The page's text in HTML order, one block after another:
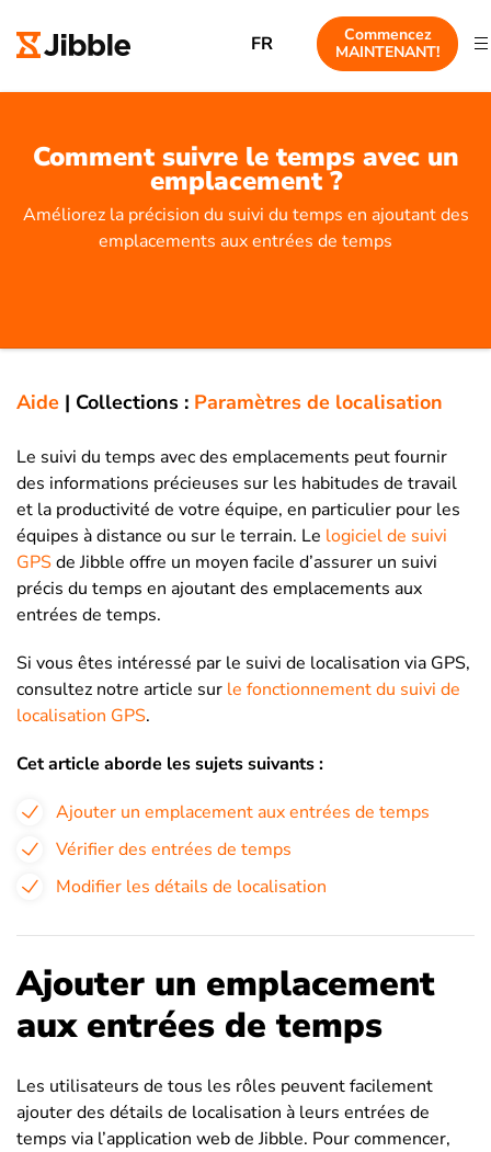
FR
Commencez
MAINTENANT!
Comment suivre le temps avec un
emplacement ?
Améliorez la précision du suivi du temps en ajoutant des
emplacements aux entrées de temps
Aide | Collections : Paramètres de localisation
Le suivi du temps avec des emplacements peut fournir
des informations précieuses sur les habitudes de travail
et la productivité de votre équipe, en particulier pour les
équipes à distance ou sur le terrain. Le logiciel de suivi
GPSde Jibble offre un moyen facile d’assurer un suivi
précis du temps en ajoutant des emplacements aux
entrées de temps.
Si vous êtes intéressé par le suivi de localisation via GPS,
consultez notre article sur le fonctionnement du suivi de
localisation GPS.
Cet article aborde les sujets suivants :
Ajouter un emplacement aux entrées de temps
Vérifier des entrées de temps
Modifier les détails de localisation
Ajouter un emplacement
aux entrées de temps
Les utilisateurs de tous les rôles peuvent facilement
ajouter des détails de localisation à leurs entrées de
temps via l’application web de Jibble. Pour commencer,